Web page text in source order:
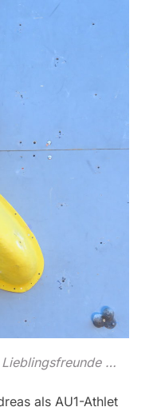
Lieblingsfreunde …
als AU1-Athlet